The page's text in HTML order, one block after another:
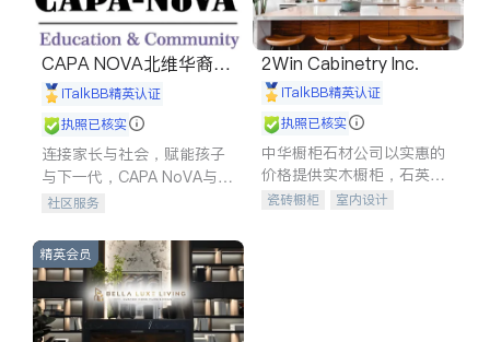
CAPA NOVA北维华裔家
长会iTalkBB精英认证
执照已核实
连接家长与社会，赋能孩子
与下一代，CAPA NoVA与您
携手建设包容、公平、充满
社区服务
2Win Cabinetry Inc.
iTalkBB精英认证
执照已核实
中华橱柜石材公司以实惠的
价格提供实木橱柜，石英石
台面，多种优质不锈钢水
瓷砖橱柜
室内设计
精英会员